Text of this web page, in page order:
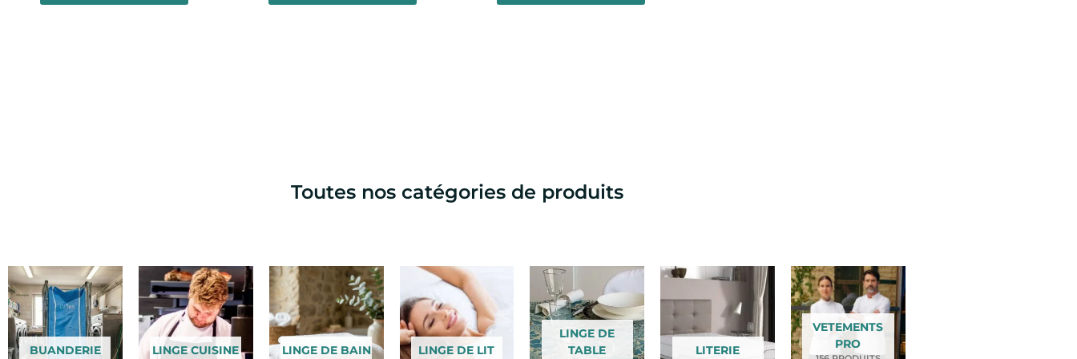
Toutes nos catégories de produits
BUANDERIE LINGE CUISINE LINGE DE BAIN LINGE DE LIT
LINGE DE
TABLE
LITERIE
VETEMENTS
PRO